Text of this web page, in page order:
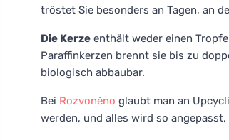
tröstet Sie besonders an Tagen, an
Die Kerze enthält weder einen
Paraffinkerzen brennt sie bis zu
biologisch abbaubar.
Bei Rozvoněno glaubt man an
werden, und alles wird so